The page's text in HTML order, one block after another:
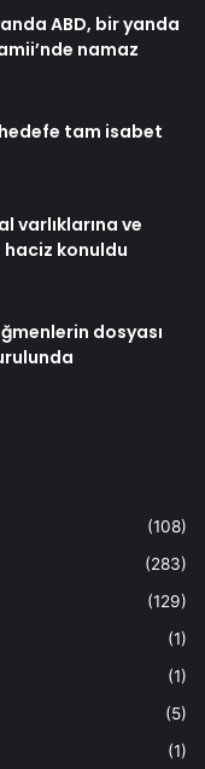
ABD, bir yanda
namaz
tam isabet
varlıklarına ve
haciz konuldu
dosyası
(108)
(283)
(129)
(1)
(1)
(5)
(1)